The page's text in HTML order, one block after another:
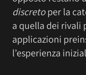
discretoper la
a quella dei
applicazioni
l’esperienza